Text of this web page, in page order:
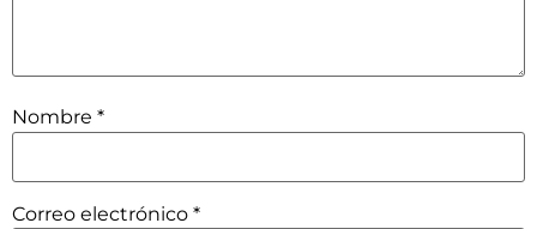
Nombre *
Correo electrónico *